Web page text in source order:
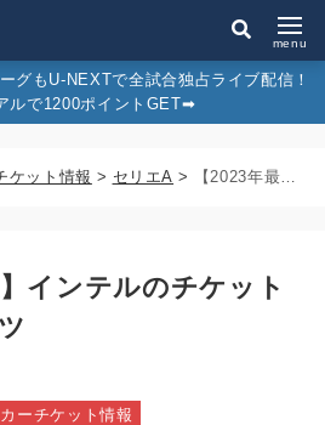
menu
グもU-NEXTで全試合独占ライブ配信！
ルで1200ポイントGET➡︎
ケット情報 > セリエA > 【2023年最新版】インテルのチケットを定価で買うコツ
】インテルのチケット
ーチケット情報